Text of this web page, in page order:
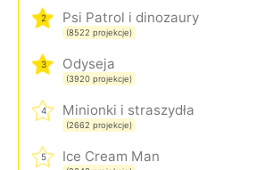
2 Psi Patrol i dinozaury
(8522 projekcje)
3 Odyseja
(3920 projekcje)
4 Minionki i straszydła
(2662 projekcje)
5 Ice Cream Man